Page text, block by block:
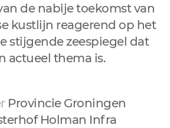
de nabije toekomst van
kustlijn reagerend op het
stijgende zeespiegel dat
actueel thema is.
Provincie Groningen
Holman Infra